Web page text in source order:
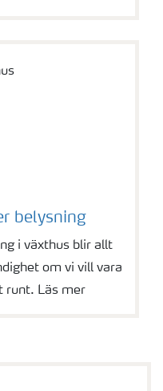
belysning
i växthus blir allt
om vi vill vara
runt. Läs mer